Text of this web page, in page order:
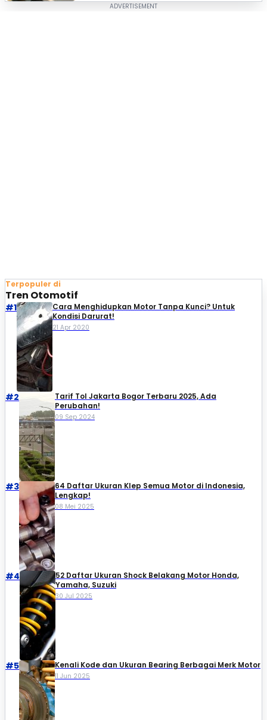
Terpopuler di
Tren Otomotif
#1
Cara Menghidupkan Motor Tanpa Kunci? Untuk
Kondisi Darurat!
21 Apr 2020
#2
Tarif Tol Jakarta Bogor Terbaru 2025, Ada
Perubahan!
09 Sep 2024
#3
64 Daftar Ukuran Klep Semua Motor di Indonesia,
Lengkap!
08 Mei 2025
#4
52 Daftar Ukuran Shock Belakang Motor Honda,
Yamaha, Suzuki​
30 Jul 2025
#5 Kenali Kode dan Ukuran Bearing Berbagai Merk Motor
11 Jun 2025